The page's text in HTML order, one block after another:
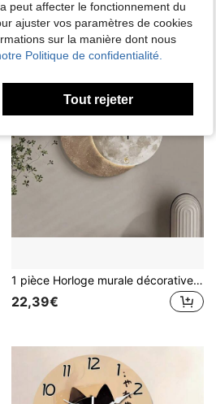
1 pièce Horloge murale décorative minimaliste et créative en forme de lune, mouvement à quartz ultra-silencieux, sans bruit de tic-tac, convient pour décorer le salon, la chambre, le bureau, la cuisine et le café, cadeau décoratif parfait pour les amis et la famille, peut être utilisé pour la décoration de la chambre, la décoration de la chambre à coucher, la décoration du dortoir, la décoration de la rentrée scolaire, la surprise scolaire, la décoration de la maison et les fournitures d'étude
22,39€
peut affecter le fonctionnement du
ajuster vos paramètres de cookies
sur la manière dont nous
Politique de confidentialité.
Tout rejeter